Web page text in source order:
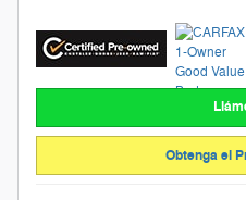
Obtenga el